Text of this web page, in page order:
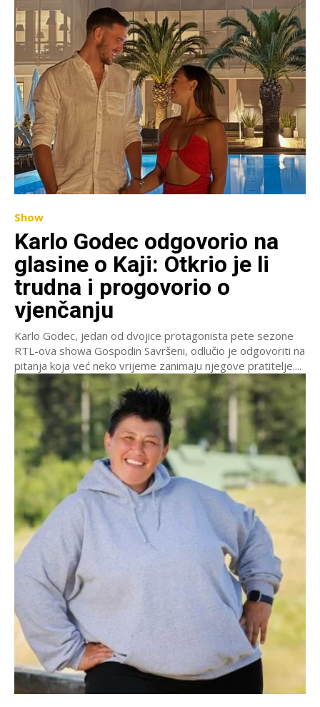
Show
Karlo Godec odgovorio na
glasine o Kaji: Otkrio je li
trudna i progovorio o
vjenčanju
Karlo Godec, jedan od dvojice protagonista pete sezone
RTL-ova showa Gospodin Savršeni, odlučio je odgovoriti na
pitanja koja već neko vrijeme zanimaju njegove pratitelje....